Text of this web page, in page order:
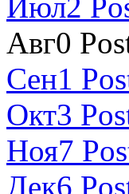
Июл2
Авг0
Сен1
Окт3
Ноя7
Дек6